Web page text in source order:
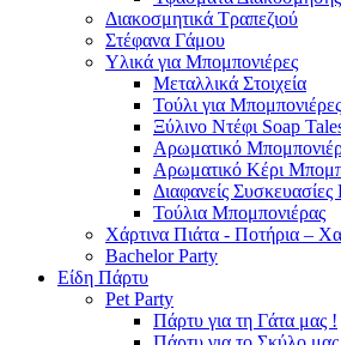
Διακοσμητικά Τραπεζιού
Στέφανα Γάμου
Υλικά για Μπομπονιέρες
Μεταλλικά Στοιχεία
Τούλι για Μπομπονιέρες
Ξύλινο Ντέφι Soap
Αρωματικό
Αρωματικό Κέρι
Διαφανείς
Τούλια Μπομπονιέρας
Χάρτινα Πιάτα - Ποτήρια –
Bachelor Party
Είδη Πάρτυ
Pet Party
Πάρτυ για τη Γάτα μας !